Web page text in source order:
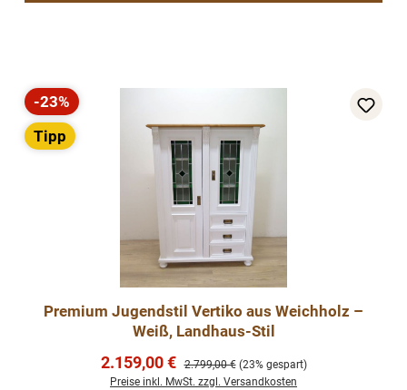
Rabatt
-23%
Tipp
Premium Jugendstil Vertiko aus Weichholz –
Weiß, Landhaus-Stil
Verkaufspreis:
2.159,00 € Regulärer Preis:
2.799,00 € (23% gespart)
Preise inkl. MwSt. zzgl. Versandkosten